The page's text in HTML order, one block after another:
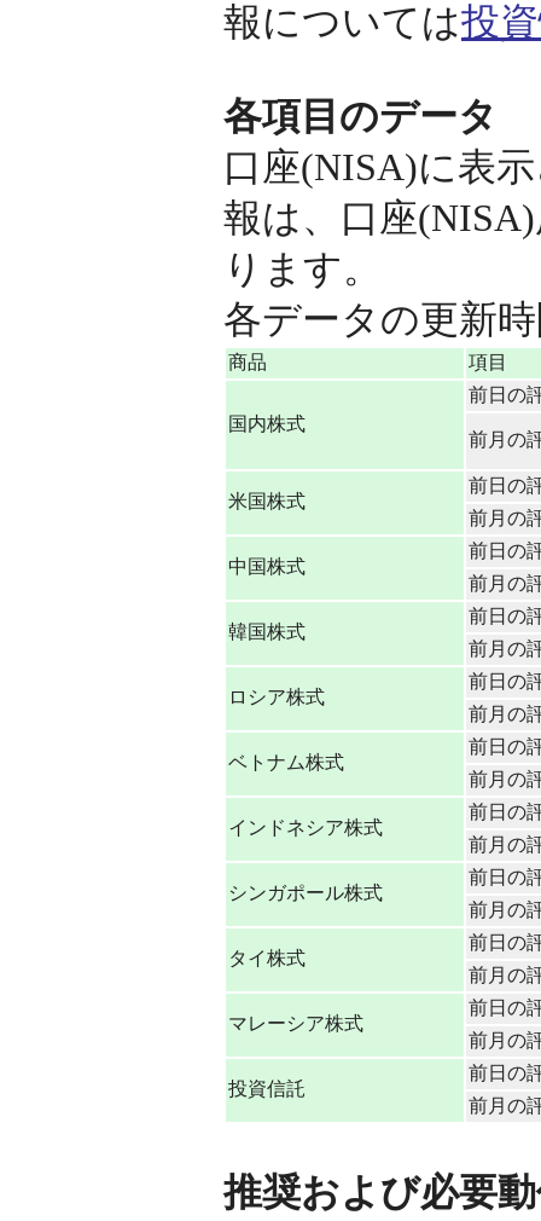
報については投
各項目のデータ
口座(NISA)に表
報は、口座
ります。
各データの更新
商品 項目
国内株式
前日の
前月の
米国株式
前日の
前月の
中国株式
前日の
前月の
韓国株式
前日の
前月の
ロシア株式
前日の
前月の
ベトナム株式
前日の
前月の
インドネシア株式
前日の
前月の
シンガポール株式
前日の
前月の
タイ株式
前日の
前月の
マレーシア株式
前日の
前月の
投資信託
前日の
前月の
推奨および必要